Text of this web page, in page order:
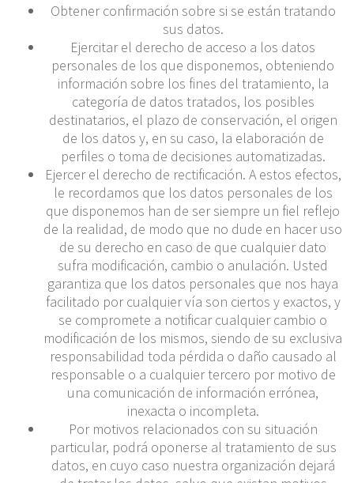
Obtener confirmación sobre si se están tratando
sus datos.
Ejercitar el derecho de acceso a los datos
personales de los que disponemos, obteniendo
información sobre los fines del tratamiento, la
categoría de datos tratados, los posibles
destinatarios, el plazo de conservación, el origen
de los datos y, en su caso, la elaboración de
perfiles o toma de decisiones automatizadas.
Ejercer el derecho de rectificación. A estos efectos,
le recordamos que los datos personales de los
que disponemos han de ser siempre un fiel reflejo
de la realidad, de modo que no dude en hacer uso
de su derecho en caso de que cualquier dato
sufra modificación, cambio o anulación. Usted
garantiza que los datos personales que nos haya
facilitado por cualquier vía son ciertos y exactos, y
se compromete a notificar cualquier cambio o
modificación de los mismos, siendo de su exclusiva
responsabilidad toda pérdida o daño causado al
responsable o a cualquier tercero por motivo de
una comunicación de información errónea,
inexacta o incompleta.
Por motivos relacionados con su situación
particular, podrá oponerse al tratamiento de sus
datos, en cuyo caso nuestra organización dejará